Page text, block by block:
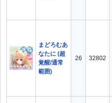
まどろむあ
なたに (超
覚醒/通常
範囲)
26 32802